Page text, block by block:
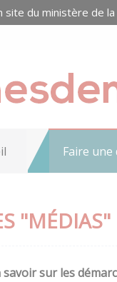
site du ministère de la
Faire une
"MÉDIAS"
sur les